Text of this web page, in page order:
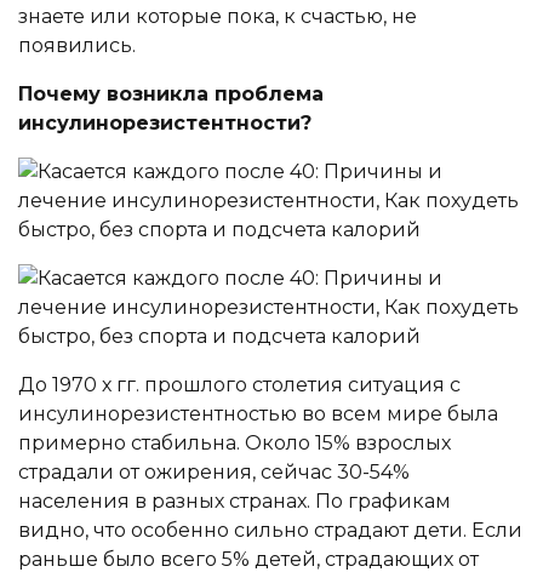
знаете или которые пока, к счастью, не
появились.
Почему возникла проблема
инсулинорезистентности?
До 1970 х гг. прошлого столетия ситуация с
инсулинорезистентностью во всем мире была
примерно стабильна. Около 15% взрослых
страдали от ожирения, сейчас 30-54%
населения в разных странах. По графикам
видно, что особенно сильно страдают дети. Если
раньше было всего 5% детей, страдающих от